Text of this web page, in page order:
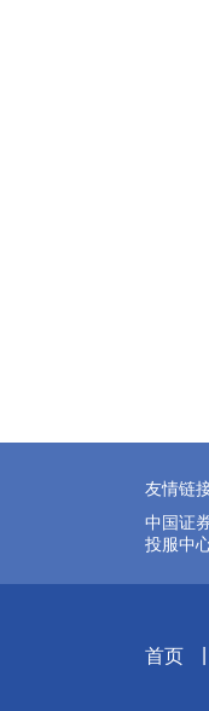
友情链
中国证
投服中
首页